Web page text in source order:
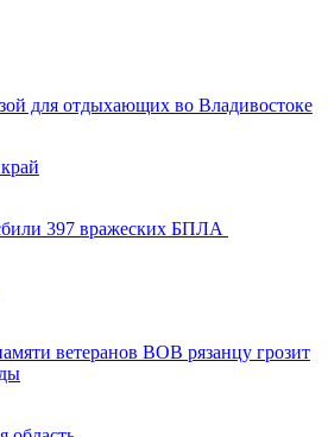
для отдыхающих во Владивостоке
397 вражеских БПЛА
ветеранов ВОВ рязанцу грозит